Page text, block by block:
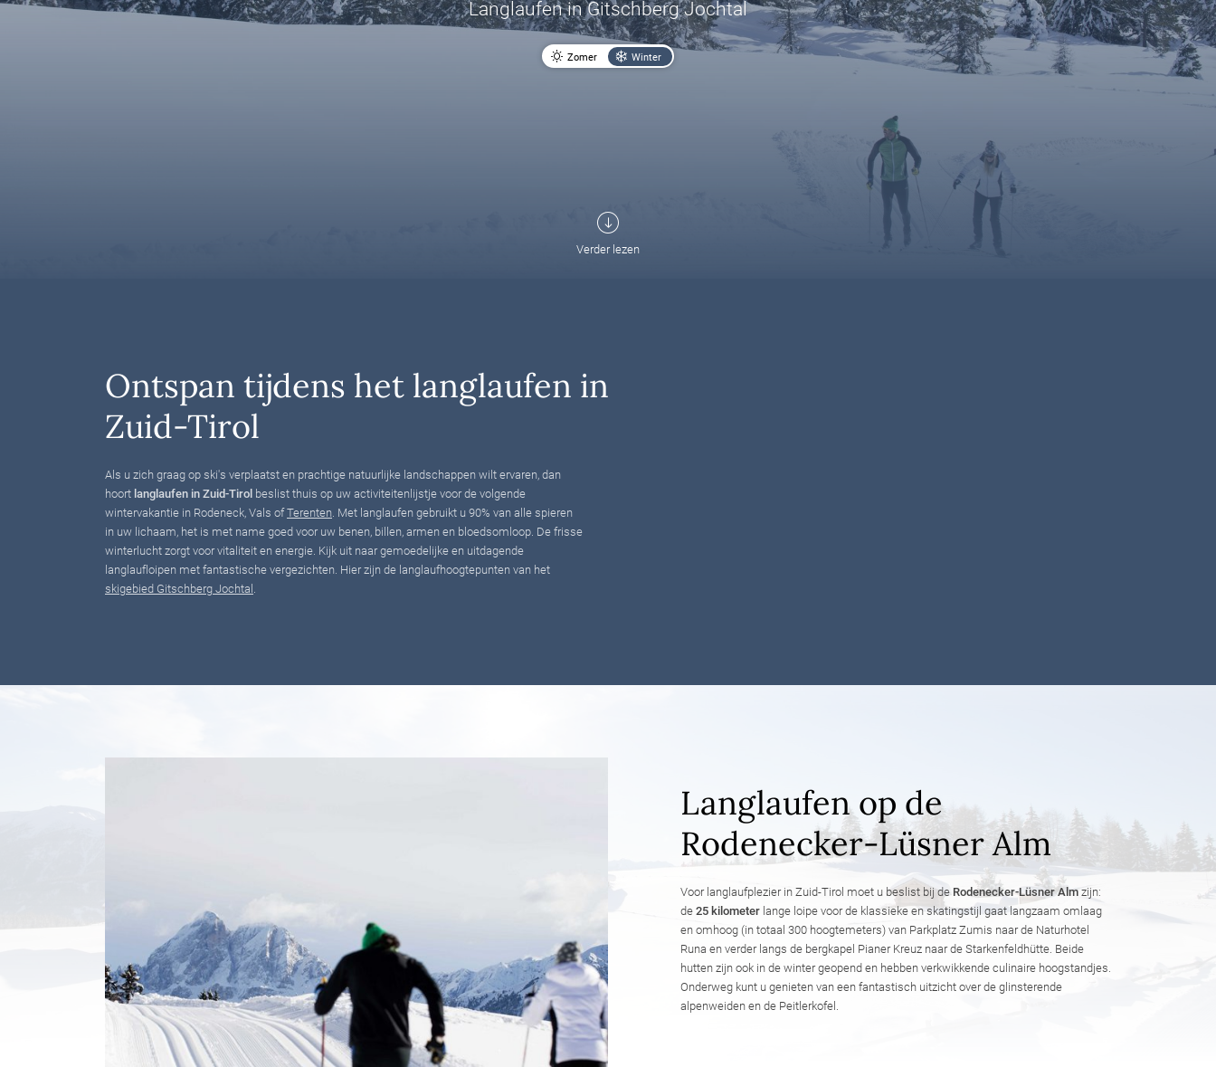
Langlaufen in Gitschberg Jochtal
Zomer Winter
Verder lezen
Ontspan tijdens het langlaufen in
Zuid-Tirol
Als u zich graag op ski's verplaatst en prachtige natuurlijke landschappen wilt ervaren, dan
hoort langlaufen in Zuid-Tirol beslist thuis op uw activiteitenlijstje voor de volgende
wintervakantie in Rodeneck, Vals ofTerenten. Met langlaufen gebruikt u 90% van alle spieren
in uw lichaam, het is met name goed voor uw benen, billen, armen en bloedsomloop. De frisse
winterlucht zorgt voor vitaliteit en energie. Kijk uit naar gemoedelijke en uitdagende
langlaufloipen met fantastische vergezichten. Hier zijn de langlaufhoogtepunten van het
skigebied Gitschberg Jochtal .
Langlaufen op de
Rodenecker-Lüsner Alm
Voor langlaufplezier in Zuid-Tirol moet u beslist bij de Rodenecker-Lüsner Alm zijn:
de 25 kilometer lange loipe voor de klassieke en skatingstijl gaat langzaam omlaag
en omhoog (in totaal 300 hoogtemeters) van Parkplatz Zumis naar de Naturhotel
Runa en verder langs de bergkapel Pianer Kreuz naar de Starkenfeldhütte. Beide
hutten zijn ook in de winter geopend en hebben verkwikkende culinaire hoogstandjes.
Onderweg kunt u genieten van een fantastisch uitzicht over de glinsterende
alpenweiden en de Peitlerkofel.